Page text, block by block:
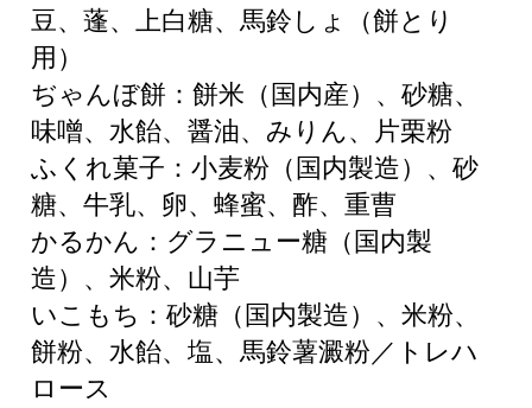
豆、蓬、上白糖、馬鈴しょ（餅とり
用）
ぢゃんぼ餅：餅米（国内産）、砂糖、
味噌、水飴、醤油、みりん、片栗粉
ふくれ菓子：小麦粉（国内製造）、砂
糖、牛乳、卵、蜂蜜、酢、重曹
かるかん：グラニュー糖（国内製
造）、米粉、山芋
いこもち：砂糖（国内製造）、米粉、
餅粉、水飴、塩、馬鈴薯澱粉／トレハ
ロース